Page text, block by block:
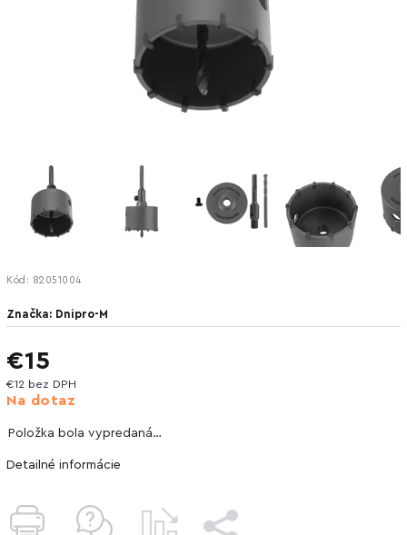
Kód: 82051004
Značka: Dnipro-M
€15
€12 bez DPH
Na dotaz
Položka bola vypredaná…
Detailné informácie